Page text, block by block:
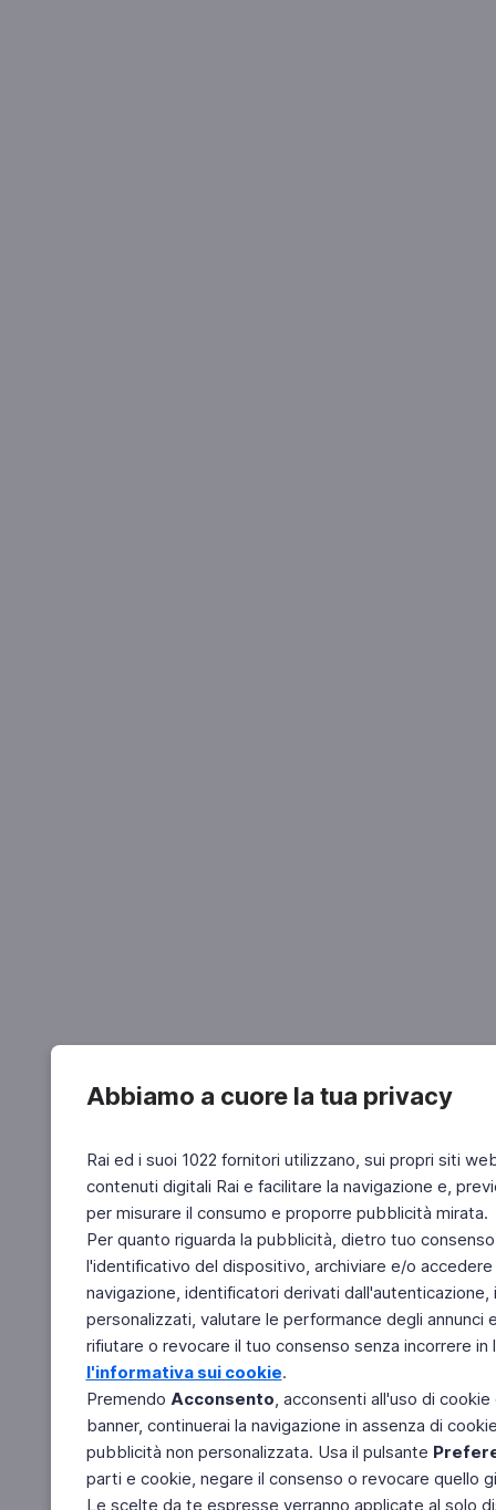
Abbiamo a cuore la tua privacy
Rai ed i suoi 1022 fornitori utilizzano, sui propri siti
contenuti digitali Rai e facilitare la navigazione e,
per misurare il consumo e proporre pubblicità mirata.
Per quanto riguarda la pubblicità, dietro tuo
l'identificativo del dispositivo, archiviare e/o
navigazione, identificatori derivati
personalizzati, valutare le performance degli
rifiutare o revocare il tuo consenso senza incorrere
l'informativa sui cookie.
Premendo Acconsento, acconsenti all'uso di
banner, continuerai la navigazione in assenza di
pubblicità non personalizzata. Usa il pulsante
parti e cookie, negare il consenso o revocare quello
Le scelte da te espresse verranno applicate al solo